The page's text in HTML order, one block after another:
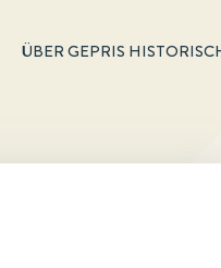
ÜBER GEPRIS